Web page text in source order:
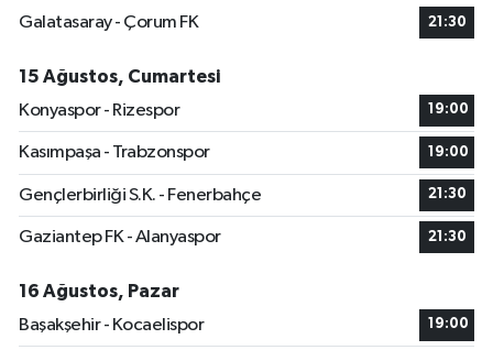
Galatasaray - Çorum FK
21:30
15 Ağustos, Cumartesi
Konyaspor - Rizespor
19:00
Kasımpaşa - Trabzonspor 19:00
Gençlerbirliği S.K. - Fenerbahçe 21:30
Gaziantep FK - Alanyaspor 21:30
16 Ağustos, Pazar
Başakşehir - Kocaelispor
19:00